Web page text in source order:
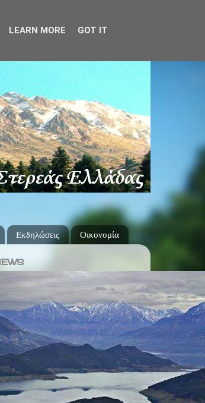
Εκδηλώσεις Οικονομία
LEARN MORE GOT IT